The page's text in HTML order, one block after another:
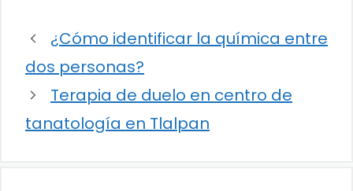
¿Cómo identificar la química entre
dos personas?
Terapia de duelo en centro de
tanatología en Tlalpan